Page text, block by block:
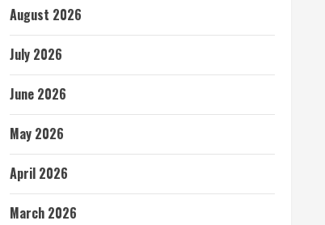
August 2026
July 2026
June 2026
May 2026
April 2026
March 2026